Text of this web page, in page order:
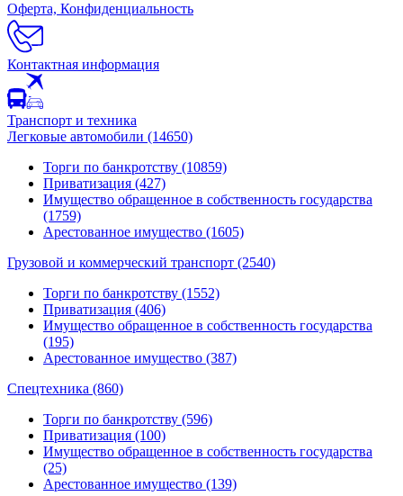
Оферта, Конфиденциальность
Контактная информация
Транспорт и техника
Легковые автомобили (14650)
Торги по банкротству (10859)
Приватизация (427)
Имущество обращенное в собственность государства
(1759)
Арестованное имущество (1605)
Грузовой и коммерческий транспорт (2540)
Торги по банкротству (1552)
Приватизация (406)
Имущество обращенное в собственность государства
(195)
Арестованное имущество (387)
Спецтехника (860)
Торги по банкротству (596)
Приватизация (100)
Имущество обращенное в собственность государства
(25)
Арестованное имущество (139)